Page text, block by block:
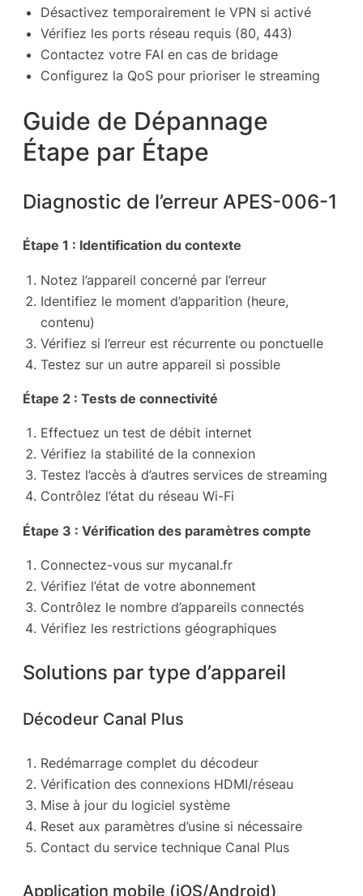
Désactivez temporairement le VPN si activé
Vérifiez les ports réseau requis (80, 443)
Contactez votre FAI en cas de bridage
Configurez la QoS pour prioriser le streaming
Guide de Dépannage
Étape par Étape
Diagnostic de l’erreur APES-006-1
Étape 1 : Identification du contexte
Notez l’appareil concerné par l’erreur
Identifiez le moment d’apparition (heure,
contenu)
Vérifiez si l’erreur est récurrente ou ponctuelle
Testez sur un autre appareil si possible
Étape 2 : Tests de connectivité
Effectuez un test de débit internet
Vérifiez la stabilité de la connexion
Testez l’accès à d’autres services de streaming
Contrôlez l’état du réseau Wi-Fi
Étape 3 : Vérification des paramètres compte
Connectez-vous sur mycanal.fr
Vérifiez l’état de votre abonnement
Contrôlez le nombre d’appareils connectés
Vérifiez les restrictions géographiques
Solutions par type d’appareil
Décodeur Canal Plus
Redémarrage complet du décodeur
Vérification des connexions HDMI/réseau
Mise à jour du logiciel système
Reset aux paramètres d’usine si nécessaire
Contact du service technique Canal Plus
Application mobile (iOS/Android)